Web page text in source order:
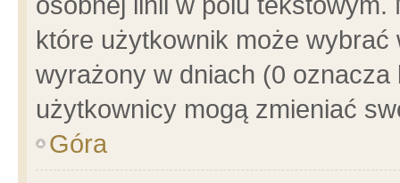
które użytkownik może
wyrażony w dniach (0
użytkownicy mogą zmieniać
Góra